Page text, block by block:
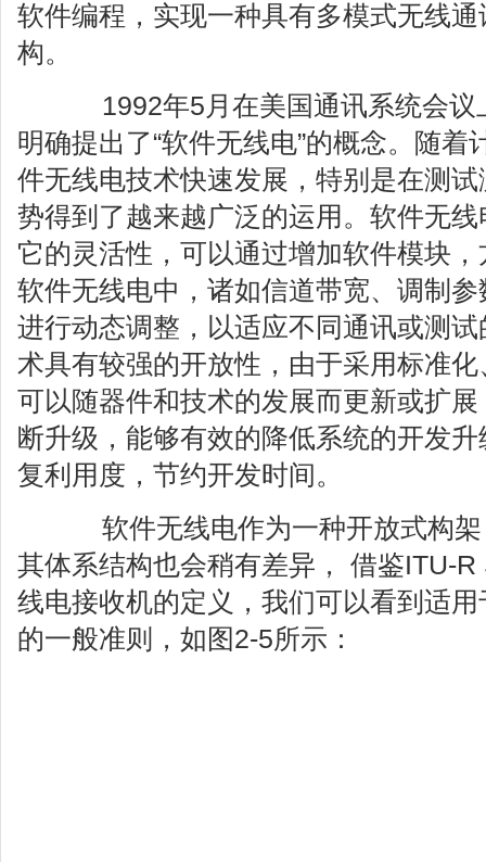
软件编程，实现一种具有多模式无线
构。
1992年5月在美国通讯系统会议
明确提出了“软件无线电”的概念。随着
件无线电技术快速发展，特别是在测
势得到了越来越广泛的运用。软件无
它的灵活性，可以通过增加软件模块
软件无线电中，诸如信道带宽、调制
进行动态调整，以适应不同通讯或测
术具有较强的开放性，由于采用标准
可以随器件和技术的发展而更新或扩
断升级，能够有效的降低系统的开发
复利用度，节约开发时间。
软件无线电作为一种开放式构架
其体系结构也会稍有差异， 借鉴ITU-
线电接收机的定义，我们可以看到适
的一般准则，如图2-5所示：